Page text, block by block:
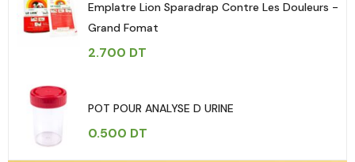
Emplatre Lion Sparadrap Contre Les Douleurs -
Grand Fomat
2.700 DT
POT POUR ANALYSE D URINE
0.500 DT